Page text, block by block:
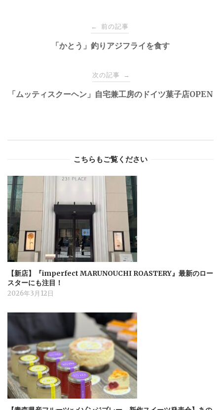
navigation
← 前の記事
「かとう」釣りアジフライを食す
次の記事 →
「ムッティスクーヘン」自宅兼工房のドイツ菓子店OPEN
こちらもご覧ください
【新店】『imperfect MARUNOUCHI ROASTERY』最新のロー
スターにも注目！
2026年3月12日